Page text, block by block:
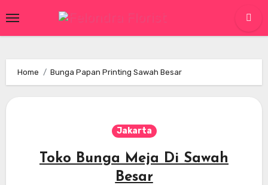
to
Home Bunga Papan Printing Sawah Besar
Jakarta
Toko Bunga Meja Di Sawah
Besar